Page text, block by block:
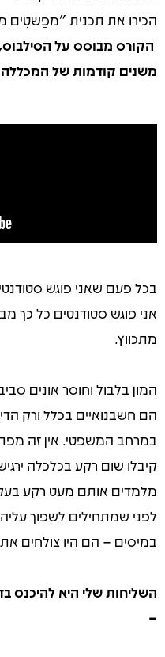
הכירו את תכנית "מפַשטִים
הקורס מבוסס על
משנים קודמות של
בכל פעם שאני פוגש
אני פוגש סטודנטים כל כך
מתכווץ.
המון בלבול וחוסר אונים
הם חשבנואיים בכלל ורק
במרחב המשפטי. אין זה
קיבלו שום רקע בכלכלה
מלמדים אותם מעט רקע
לפני שמתחילים לשפוך
במיסים – הם היו צולחים
השליחות שלי היא להיכנס
–